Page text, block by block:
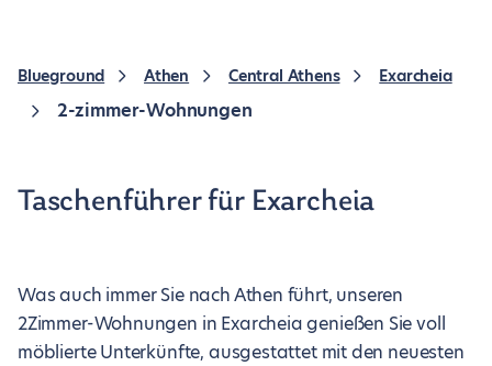
Blueground Athen Central Athens Exarcheia
2-zimmer-Wohnungen
Taschenführer für Exarcheia
Was auch immer Sie nach Athen führt, unseren
2Zimmer-Wohnungen in Exarcheia genießen Sie voll
möblierte Unterkünfte, ausgestattet mit den neuesten